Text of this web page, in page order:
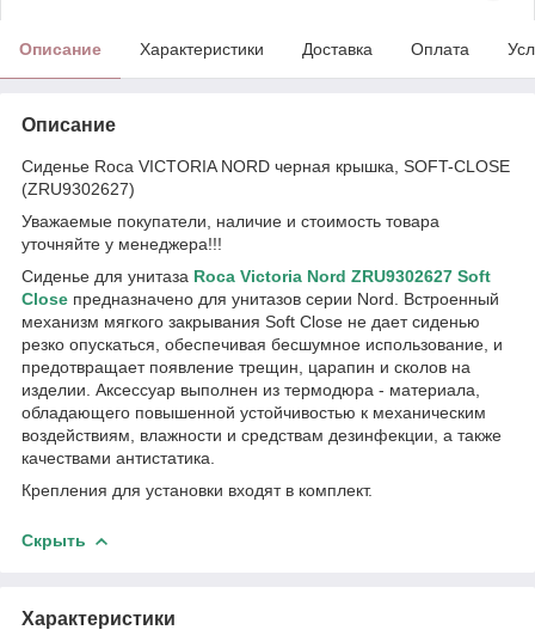
Описание Характеристики Доставка Оплата
Описание
Сиденье Roca VICTORIA NORD черная крышка, SOFT-CLOSE
(ZRU9302627)
Уважаемые покупатели, наличие и стоимость товара
уточняйте у менеджера!!!
Сиденье для унитаза Roca Victoria Nord ZRU9302627 Soft
Close предназначено для унитазов серии Nord. Встроенный
механизм мягкого закрывания Soft Close не дает сиденью
резко опускаться, обеспечивая бесшумное использование, и
предотвращает появление трещин, царапин и сколов на
изделии. Аксессуар выполнен из термодюра - материала,
обладающего повышенной устойчивостью к механическим
воздействиям, влажности и средствам дезинфекции, а также
качествами антистатика.
Крепления для установки входят в комплект.
Скрыть
Характеристики